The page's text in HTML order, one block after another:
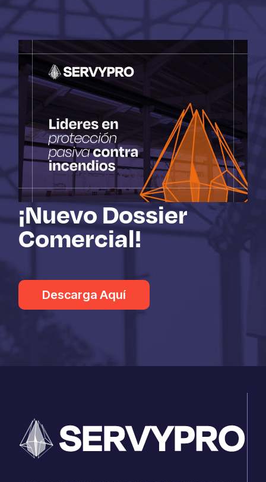
¡Nuevo Dossier
Comercial!
Descarga Aquí